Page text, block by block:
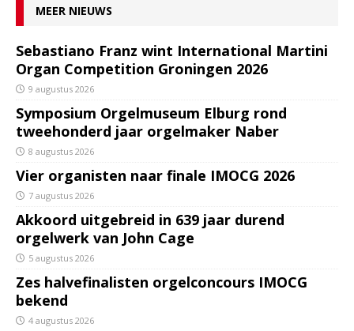
MEER NIEUWS
Sebastiano Franz wint International Martini
Organ Competition Groningen 2026
9 augustus 2026
Symposium Orgelmuseum Elburg rond
tweehonderd jaar orgelmaker Naber
8 augustus 2026
Vier organisten naar finale IMOCG 2026
7 augustus 2026
Akkoord uitgebreid in 639 jaar durend
orgelwerk van John Cage
5 augustus 2026
Zes halvefinalisten orgelconcours IMOCG
bekend
4 augustus 2026